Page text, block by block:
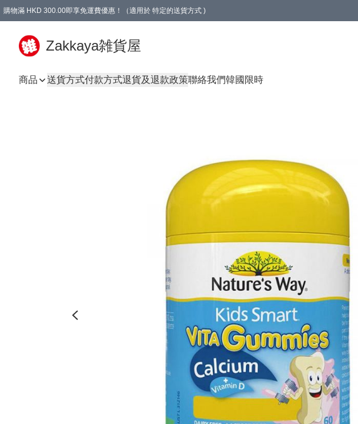
購物滿 HKD 300.00即享免運費優惠！（適用於 特定的送貨方式 )
Zakkaya雑貨屋
商品 送貨方式付款方式退貨及退款政策聯絡我們韓國限時